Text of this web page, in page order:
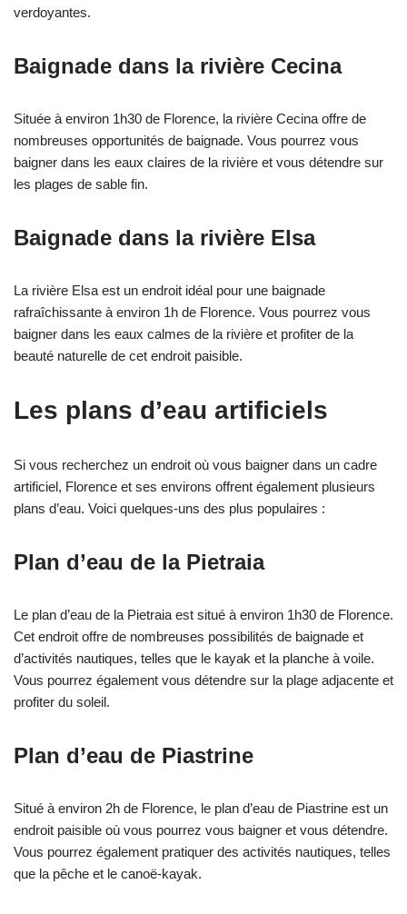
verdoyantes.
Baignade dans la rivière Cecina
Située à environ 1h30 de Florence, la rivière Cecina offre de
nombreuses opportunités de baignade. Vous pourrez vous
baigner dans les eaux claires de la rivière et vous détendre sur
les plages de sable fin.
Baignade dans la rivière Elsa
La rivière Elsa est un endroit idéal pour une baignade
rafraîchissante à environ 1h de Florence. Vous pourrez vous
baigner dans les eaux calmes de la rivière et profiter de la
beauté naturelle de cet endroit paisible.
Les plans d’eau artificiels
Si vous recherchez un endroit où vous baigner dans un cadre
artificiel, Florence et ses environs offrent également plusieurs
plans d’eau. Voici quelques-uns des plus populaires :
Plan d’eau de la Pietraia
Le plan d’eau de la Pietraia est situé à environ 1h30 de Florence.
Cet endroit offre de nombreuses possibilités de baignade et
d’activités nautiques, telles que le kayak et la planche à voile.
Vous pourrez également vous détendre sur la plage adjacente et
profiter du soleil.
Plan d’eau de Piastrine
Situé à environ 2h de Florence, le plan d’eau de Piastrine est un
endroit paisible où vous pourrez vous baigner et vous détendre.
Vous pourrez également pratiquer des activités nautiques, telles
que la pêche et le canoë-kayak.